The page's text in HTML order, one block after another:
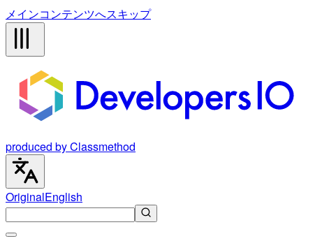
メインコンテンツへスキップ
produced by Classmethod
OriginalEnglish